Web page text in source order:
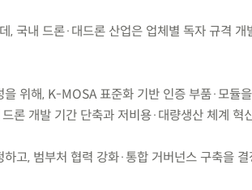
국내 드론·대드론 산업은 업체별 독자 규격 개
위해, K-MOSA 표준화 기반 인증 부품·모듈
론 개발 기간 단축과 저비용·대량생산 체계 혁
고, 범부처 협력 강화·통합 거버넌스 구축을 결